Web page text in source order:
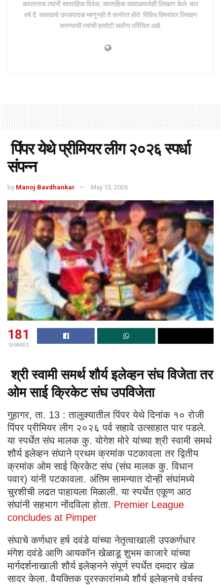
करतानाच त्यांनी साप्ताहिक विवेक, साप्ताहिक सकाळमध्येही लिखाण केले. चार
वर्ष दै. सकाळचे उपसंपादक म्हणूनही ते कार्यरत होते. विविध विषयांवर लिखाण
करण्याची त्यांची हातोटी सर्वांना परिचित आहे.
पिंपर येथे प्रीमियर लीग २०२६ स्पर्धा
संपन्न
by Manoj Bavdhankar May 13, 2026
181
SHARES
श्री स्वामी समर्थ शौर्य इलेव्हन संघ विजेता तर
ओम साई क्रिकेट संघ उपविजेता
गुहागर, ता. 13 : तालुक्यातील पिंपर येथे दिनांक १० रोजी
पिंपर प्रीमियर लीग २०२६ पर्व सहावे उत्साहात पार पडले.
या स्पर्धेत संघ मालक कु. योगेश मोरे यांच्या श्री स्वामी समर्थ
शौर्य इलेव्हन संघाने प्रथम क्रमांक पटकावला तर द्वितीय
क्रमांक ओम साई क्रिकेट संघ (संघ मालक कु. विधान
पवार) यांनी पटकावला. अंतिम सामन्यात दोन्ही संघांमध्ये
चुरशीची लढत पाहायला मिळाली. या स्पर्धेत एकूण आठ
संघांनी सहभाग नोंदविला होता. Premier League
concludes at Pimper
संघाचे कर्णधार हर्ष दवंडे यांच्या नेतृत्वाखाली उपकर्णधार
मंगेश दवंडे आणि आयकॉन खेळाडू शुभम काजारे यांच्या
मार्गदर्शनाखाली शौर्य इलेव्हनने संपूर्ण स्पर्धेत दमदार खेळ
सादर केला. वैयक्तिक पुरस्कारांमध्ये शौर्य इलेव्हनचे वर्चस्व